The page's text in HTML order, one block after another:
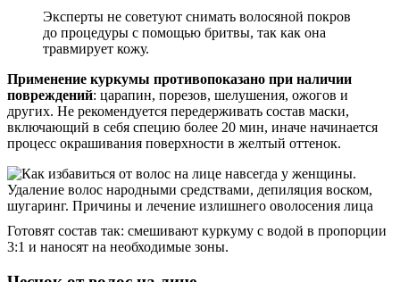
Эксперты не советуют снимать волосяной покров
до процедуры с помощью бритвы, так как она
травмирует кожу.
Применение куркумы противопоказано при наличии
повреждений: царапин, порезов, шелушения, ожогов и
других. Не рекомендуется передерживать состав маски,
включающий в себя специю более 20 мин, иначе начинается
процесс окрашивания поверхности в желтый оттенок.
Готовят состав так: смешивают куркуму с водой в пропорции
3:1 и наносят на необходимые зоны.